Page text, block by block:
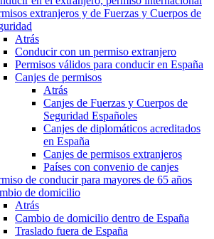
extranjeros y de Fuerzas y Cuerpos de
Atrás
Conducir con un permiso extranjero
Permisos válidos para conducir en España
Canjes de permisos
Atrás
Canjes de Fuerzas y Cuerpos de
Seguridad Españoles
Canjes de diplomáticos acreditados
en España
Canjes de permisos extranjeros
Países con convenio de canjes
de conducir para mayores de 65 años
de domicilio
Atrás
Cambio de domicilio dentro de España
Traslado fuera de España